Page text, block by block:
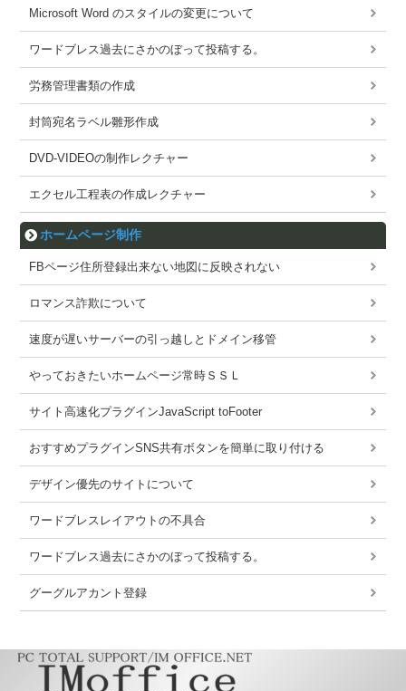
Microsoft Word のスタイルの変更について
ワードブレス過去にさかのぼって投稿する。
労務管理書類の作成
封筒宛名ラベル雛形作成
DVD-VIDEOの制作レクチャー
エクセル工程表の作成レクチャー
ホームページ制作
FBページ住所登録出来ない地図に反映されない
ロマンス詐欺について
速度が遅いサーバーの引っ越しとドメイン移管
やっておきたいホームページ常時ＳＳＬ
サイト高速化プラグインJavaScript toFooter
おすすめプラグインSNS共有ボタンを簡単に取り付ける
デザイン優先のサイトについて
ワードブレスレイアウトの不具合
ワードブレス過去にさかのぼって投稿する。
グーグルアカント登録